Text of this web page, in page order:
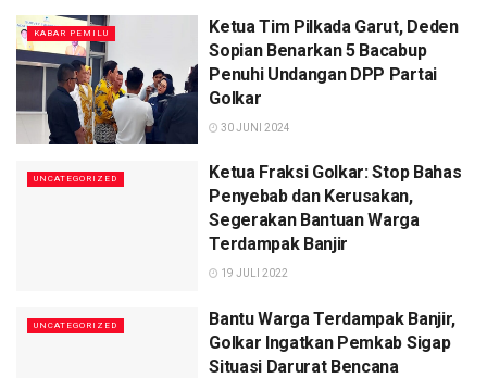
KABAR PEMILU
Ketua Tim Pilkada Garut, Deden
Sopian Benarkan 5 Bacabup
Penuhi Undangan DPP Partai
Golkar
30 JUNI 2024
UNCATEGORIZED
Ketua Fraksi Golkar: Stop Bahas
Penyebab dan Kerusakan,
Segerakan Bantuan Warga
Terdampak Banjir
19 JULI 2022
UNCATEGORIZED
Bantu Warga Terdampak Banjir,
Golkar Ingatkan Pemkab Sigap
Situasi Darurat Bencana